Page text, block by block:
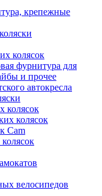
крепежные
колясок
фурнитура для
и прочее
автокресла
колясок
колясок
Cam
велосипедов